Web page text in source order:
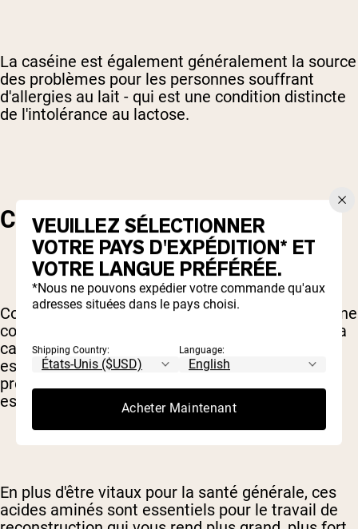
La caséine est également généralement la source
des problèmes pour les personnes souffrant
d'allergies au lait - qui est une condition distincte
de l'intolérance au lactose.
CONTENU NUTRITIONNEL
Comme le lactosérum, la caséine est une protéine
complète et de haute qualité. Cela signifie que la
caséine contient tous les acides aminés
essentiels - ceux que votre corps ne peut pas
produire seuls - en plus des acides aminés non
essentiels.
En plus d'être vitaux pour la santé générale, ces
acides aminés sont essentiels pour le travail de
VEUILLEZ SÉLECTIONNER
VOTRE PAYS D'EXPÉDITION* ET
VOTRE LANGUE PRÉFÉRÉE.
*Nous ne pouvons expédier votre commande qu'aux
adresses situées dans le pays choisi.
Shipping Country: Language:
Acheter Maintenant